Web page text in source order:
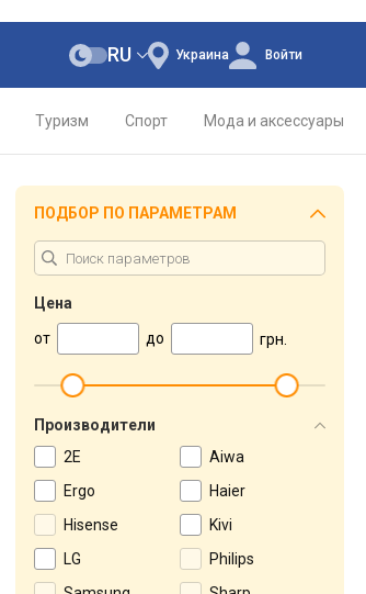
Украина
RU Войти
Туризм Спорт Мода и аксессуары
ПОДБОР ПО ПАРАМЕТРАМ
Цена
от
до грн.
Производители
2E
Aiwa
Ergo
Haier
Hisense
Kivi
LG
Philips